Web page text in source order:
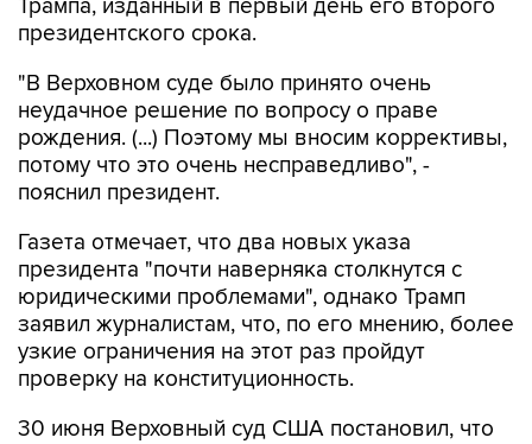
"В Верховном суде было принято очень
рождения. (...) Поэтому мы вносим коррективы,
потому что это очень несправедливо", -
пояснил президент.
Газета отмечает, что два новых указа
юридическими проблемами", однако Трамп
заявил журналистам, что, по его мнению, более
узкие ограничения на этот раз пройдут
проверку на конституционность.
30 июня Верховный суд США постановил, что
автоматическое получение американского